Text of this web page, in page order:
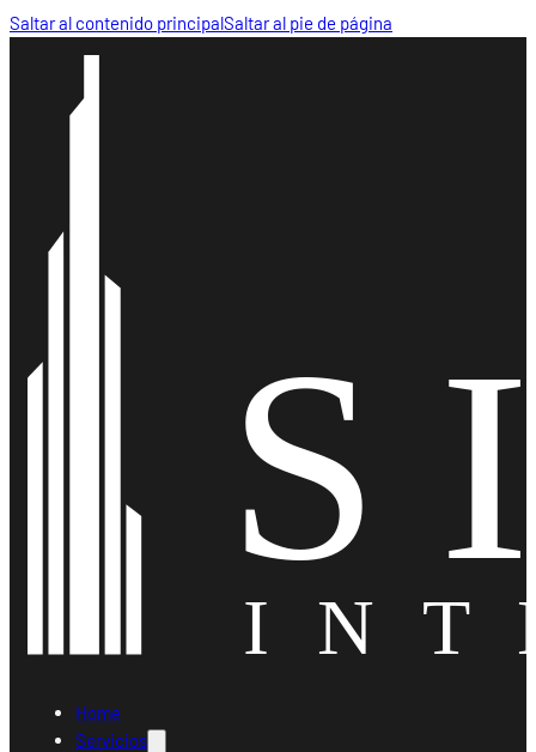
Saltar al contenido principalSaltar al pie de página
Home
Servicios